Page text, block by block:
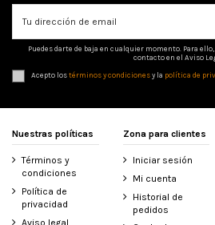
Puedes darte de baja en cualquier momento. Para
contacto en el Aviso
Acepto lostérminos y condicionesy la política de
Nuestras políticas
Términos y
condiciones
Política de
privacidad
Aviso legal
Zona para clientes
Iniciar sesión
Mi cuenta
Historial de
pedidos